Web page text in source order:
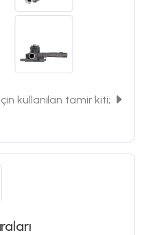
kullanılan tamir kiti;